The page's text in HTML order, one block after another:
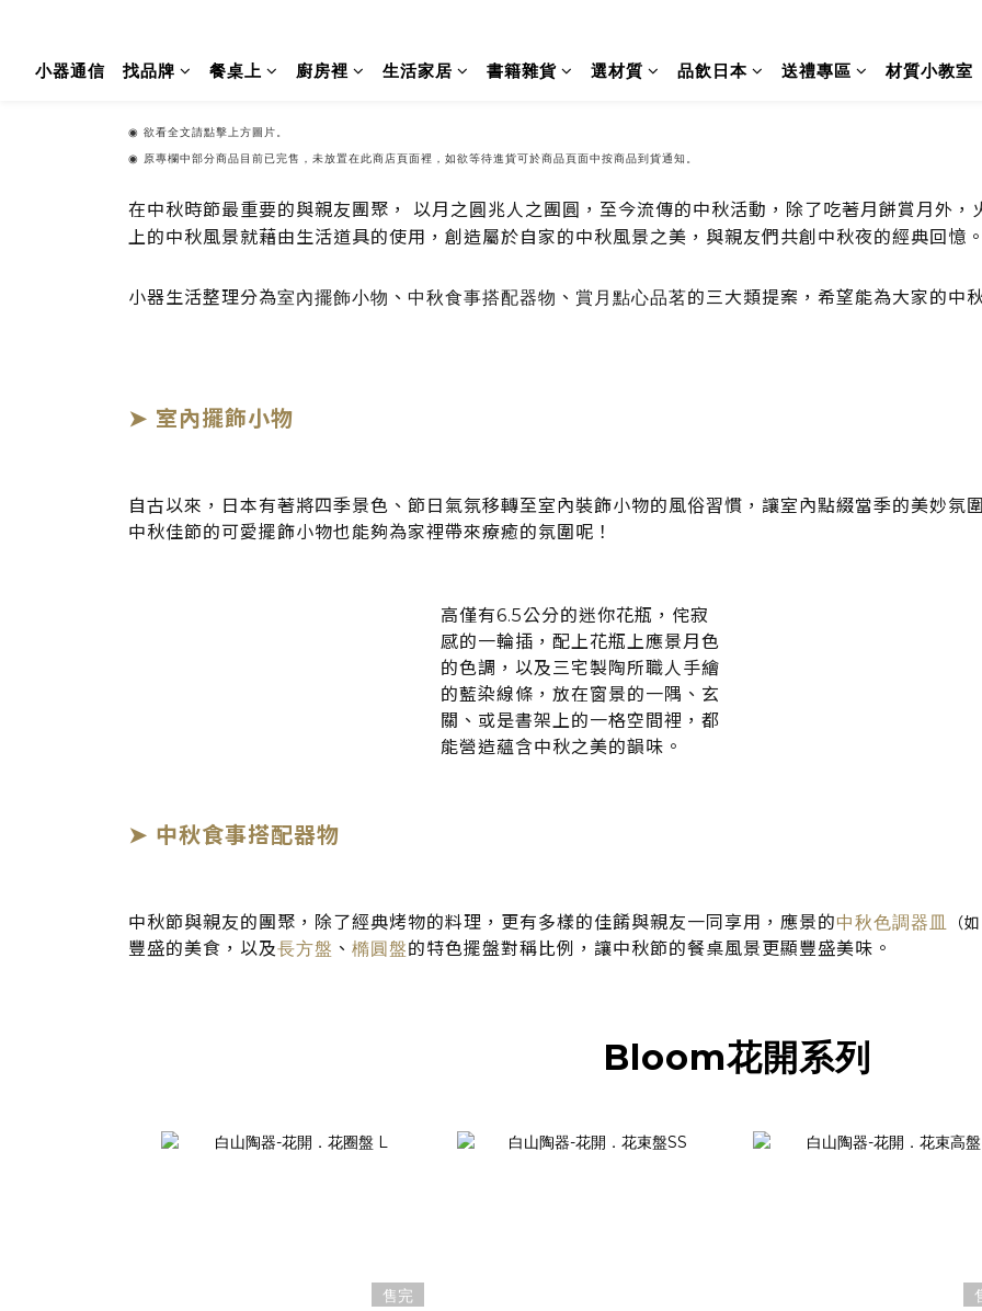
小器通信 找品牌 餐桌上 廚房裡 生活家居 書籍雜貨 選材質 品飲日本 送禮專區 材質小教室
◉ 欲看全文請點擊上方圖片。
◉ 原專欄中部分商品目前已完售，未放置在此商店頁面裡，如欲等待進貨可於商品頁面中按商品到貨通知。
在中秋時節最重要的與親友團聚， 以月之圓兆人之團圓，至今流傳的中秋活動，除了吃著月餅賞月外
上的中秋風景就藉由生活道具的使用，創造屬於自家的中秋風景之美，與親友們共創中秋夜的經典回憶。
小器生活整理分為室內擺飾小物 、 中秋食事搭配器物 、 賞月點心品茗的三大類提案，希望能為大家的中
➤ 室內擺飾小物
自古以來，日本有著將四季景色、節日氣氛移轉至室內裝飾小物的風俗習慣，讓室內點綴當季的美妙氛
中秋佳節的可愛擺飾小物也能夠為家裡帶來療癒的氛圍呢！
高僅有6.5公分的迷你花瓶，侘寂
感的一輪插，配上花瓶上應景月色
的色調，以及三宅製陶所職人手繪
的藍染線條，放在窗景的一隅、玄
關、或是書架上的一格空間裡，都
能營造蘊含中秋之美的韻味。
➤ 中秋食事搭配器物
中秋節與親友的團聚，除了經典烤物的料理，更有多樣的佳餚與親友一同享用，應景的中秋色調器皿 （
豐盛的美食，以及長方盤 、 橢圓盤的特色擺盤對稱比例，讓中秋節的餐桌風景更顯豐盛美味。
Bloom花開系列
售完